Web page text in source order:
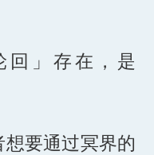
回」存在，是
想要通过冥界的